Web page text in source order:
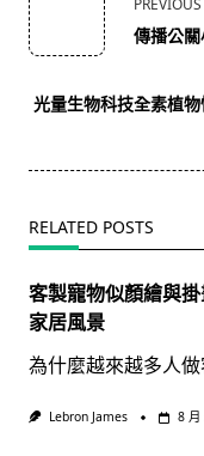
class="nav-
subtitle
reader-
傳播公
光量生物科技全素植
RELATED POSTS
客製寵物似顏繪與
家居風景
為什麼越來越多人
Lebron James 8 月